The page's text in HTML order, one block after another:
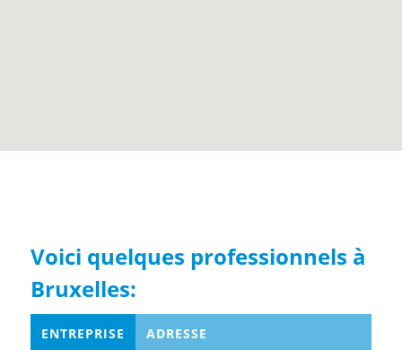
Voici quelques professionnels à
Bruxelles:
ENTREPRISE ADRESSE